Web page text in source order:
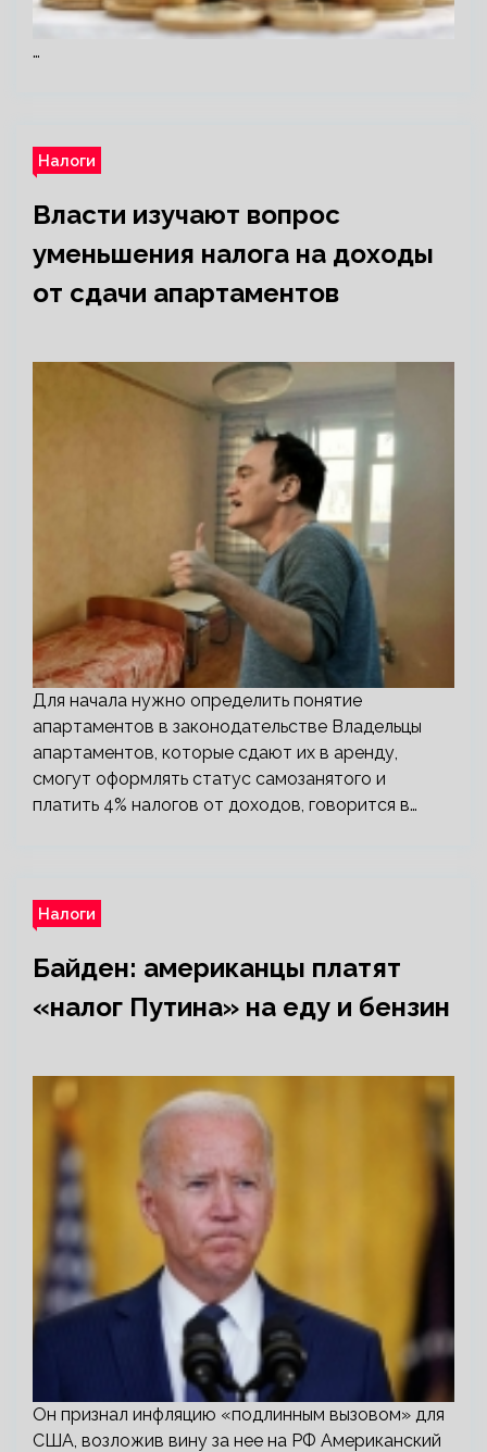
…
Налоги
Власти изучают вопрос
уменьшения налога на доходы
от сдачи апартаментов
Для начала нужно определить понятие
апартаментов в законодательстве Владельцы
апартаментов, которые сдают их в аренду,
смогут оформлять статус самозанятого и
платить 4% налогов от доходов, говорится в…
Налоги
Байден: американцы платят
«налог Путина» на еду и бензин
Он признал инфляцию «подлинным вызовом» для
США, возложив вину за нее на РФ Американский